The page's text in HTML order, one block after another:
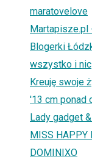
maratovelove
Martapisze.pl
Blogerki
wszystko i nic
Kreuję swoje
'13 cm ponad
Lady gadget
MISS HAPPY
DOMINIXO